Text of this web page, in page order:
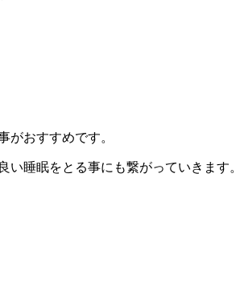
がおすすめです。
睡眠をとる事にも繋がっていきます。